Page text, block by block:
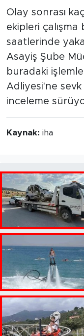
Olay sonrası
ekipleri çalışma
saatlerinde
Asayiş Şube
buradaki
Adliyesi'ne
inceleme
Kaynak: iha